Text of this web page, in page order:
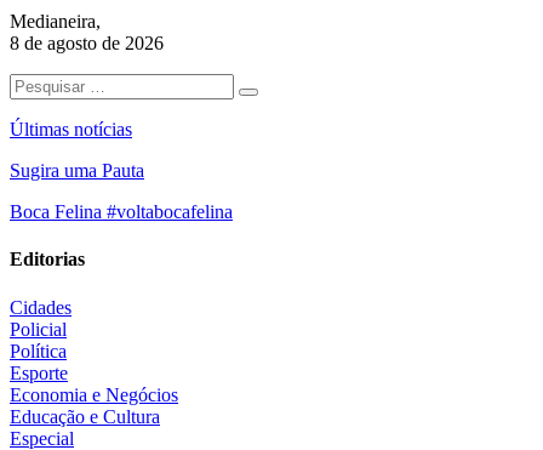
Medianeira,
8 de agosto de 2026
Últimas notícias
Sugira uma Pauta
Boca Felina #voltabocafelina
Editorias
Cidades
Policial
Política
Esporte
Economia e Negócios
Educação e Cultura
Especial